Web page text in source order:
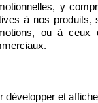
y
à nos produits,
ou à ceux
développer et